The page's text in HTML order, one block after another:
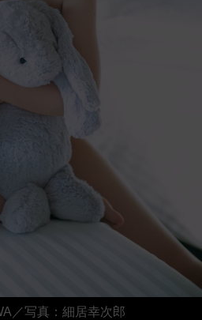
／写真：細居幸次郎